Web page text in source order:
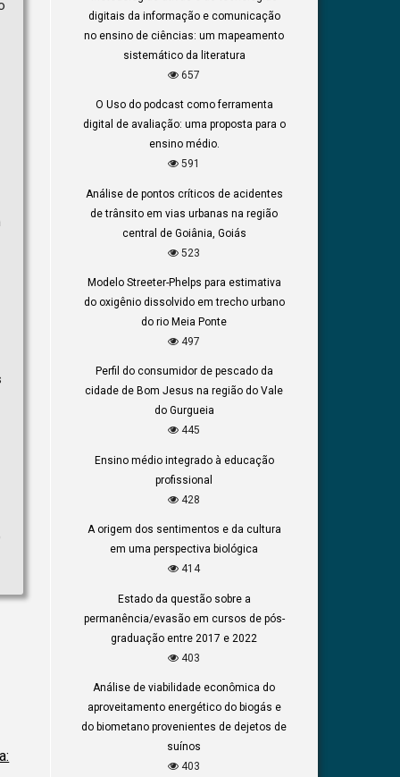
digitais da informação e comunicação
no ensino de ciências: um mapeamento
sistemático da literatura
657
O Uso do podcast como ferramenta
digital de avaliação: uma proposta para o
ensino médio.
591
Análise de pontos críticos de acidentes
de trânsito em vias urbanas na região
central de Goiânia, Goiás
523
Modelo Streeter-Phelps para estimativa
do oxigênio dissolvido em trecho urbano
do rio Meia Ponte
497
Perfil do consumidor de pescado da
cidade de Bom Jesus na região do Vale
do Gurgueia
445
Ensino médio integrado à educação
profissional
428
A origem dos sentimentos e da cultura
em uma perspectiva biológica
414
Estado da questão sobre a
permanência/evasão em cursos de pós-
graduação entre 2017 e 2022
403
Análise de viabilidade econômica do
aproveitamento energético do biogás e
do biometano provenientes de dejetos de
suínos
403